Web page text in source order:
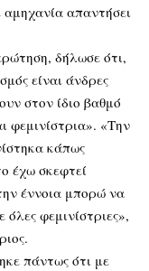
αμηχανία απαντήσει
δήλωσε ότι,
είναι άνδρες
στον ίδιο βαθμό
φεμινίστρια». «Την
κάπως
έχω σκεφτεί
έννοια μπορώ να
φεμινίστριες»,
πάντως ότι με